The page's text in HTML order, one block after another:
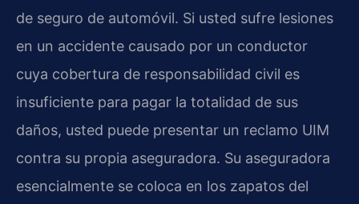
de seguro de automóvil. Si usted sufre lesiones
en un accidente causado por un conductor
cuya cobertura de responsabilidad civil es
insuficiente para pagar la totalidad de sus
daños, usted puede presentar un reclamo UIM
contra su propia aseguradora. Su aseguradora
esencialmente se coloca en los zapatos del